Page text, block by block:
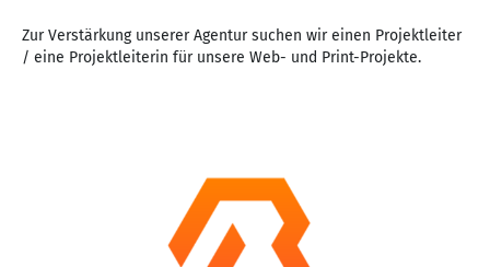
Zur Verstärkung unserer Agentur suchen wir einen Projektleiter
/ eine Projektleiterin für unsere Web- und Print-Projekte.